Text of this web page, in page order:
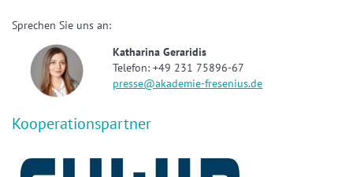
Sprechen Sie uns an:
Katharina Geraridis
Telefon: +49 231 75896-67
presse@akademie-fresenius.de
Kooperationspartner